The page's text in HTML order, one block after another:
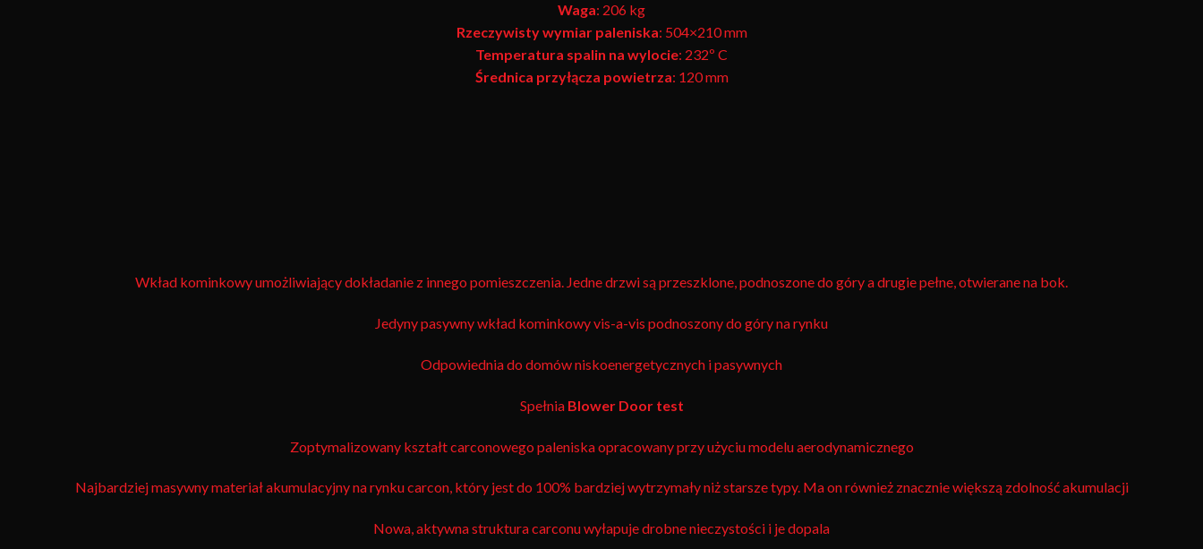
Waga: 206 kg
Rzeczywisty wymiar paleniska: 504×210 mm
Temperatura spalin na wylocie: 232º C
Średnica przyłącza powietrza: 120 mm
Wkład kominkowy umożliwiający dokładanie z innego pomieszczenia. Jedne drzwi są przeszklone, podnoszone do góry a drugie pełne, otwierane na bok.
Jedyny pasywny wkład kominkowy vis-a-vis podnoszony do góry na rynku
Odpowiednia do domów niskoenergetycznych i pasywnych
SpełniaBlower Door test
Zoptymalizowany kształt carconowego paleniska opracowany przy użyciu modelu aerodynamicznego
Najbardziej masywny materiał akumulacyjny na rynku carcon, który jest do 100% bardziej wytrzymały niż starsze typy. Ma on również znacznie większą zdolność akumulacji
Nowa, aktywna struktura carconu wyłapuje drobne nieczystości i je dopala